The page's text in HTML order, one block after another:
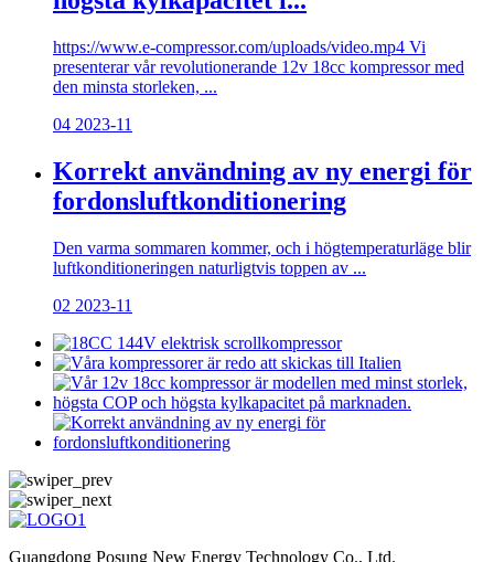
https://www.e-compressor.com/uploads/video.mp4 Vi
presenterar vår revolutionerande 12v 18cc kompressor med
den minsta storleken, ...
04 2023-11
Korrekt användning av ny energi för
fordonsluftkonditionering
Den varma sommaren kommer, och i högtemperaturläge blir
luftkonditioneringen naturligtvis toppen av ...
02 2023-11
Guangdong Posung New Energy Technology Co., Ltd.